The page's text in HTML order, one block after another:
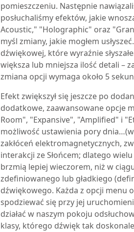
pomieszczeniu. Następnie
posłuchaliśmy efektów, jakie
Acoustic," "Holographic" oraz
myśl zmiany, jakie mogłem
dźwiękowej, które wyraźnie
większa lub mniejsza ilość detali –
zmiana opcji wymaga około 5
Efekt zwiększył się jeszcze po
dodatkowe, zaawansowane opcje
Room", "Expansive", "Amplified" i
możliwość ustawienia pory
zakłóceń elektromagnetycznych,
interakcji ze Słońcem; dlatego
brzmią lepiej wieczorem, niż w
zdefiniowanego lub gładkiego
dźwiękowego. Każda z opcji
spodziewać się przy jej
działać w naszym pokoju
klasy, którego dźwięk tak